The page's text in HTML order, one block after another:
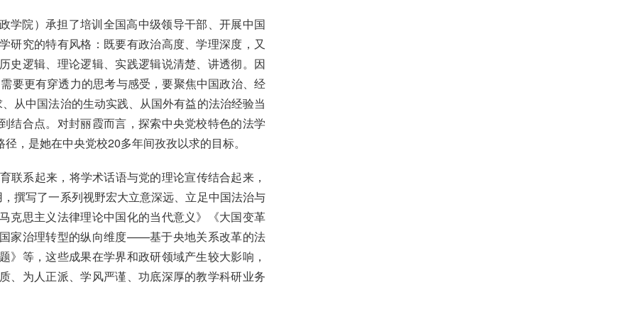
学院）承担了培训全国高中级领导干部、开展中国
研究的特有风格：既要有政治高度、学理深度，又
史逻辑、理论逻辑、实践逻辑说清楚、讲透彻。因
要更有穿透力的思考与感受，要聚焦中国政治、经
从中国法治的生动实践、从国外有益的法治经验当
结合点。对封丽霞而言，探索中央党校特色的法学
，是她在中央党校20多年间孜孜以求的目标。
系起来，将学术话语与党的理论宣传结合起来，
撰写了一系列视野宏大立意深远、立足中国法治与
克思主义法律理论中国化的当代意义》《大国变革
家治理转型的纵向维度——基于央地关系改革的法
等，这些成果在学界和政研领域产生较大影响，
、为人正派、学风严谨、功底深厚的教学科研业务